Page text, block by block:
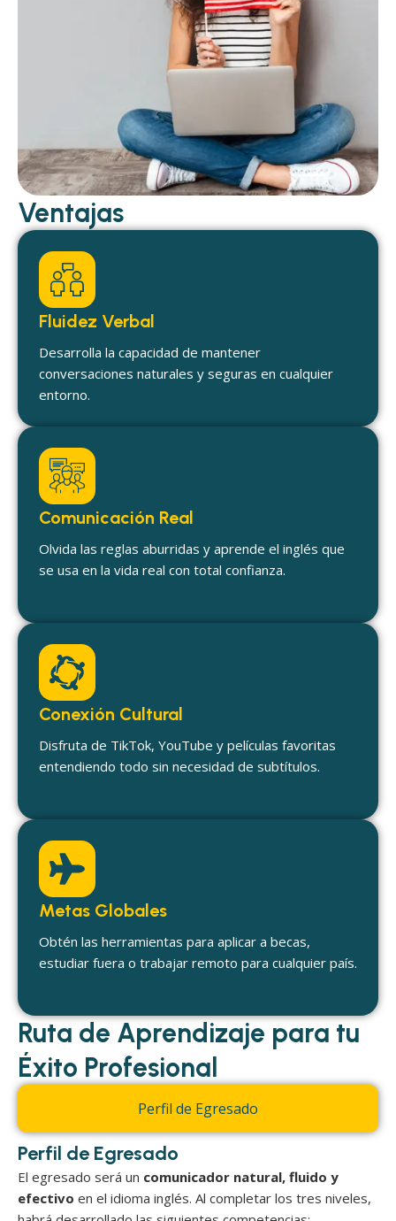
Ventajas
Fluidez Verbal
Desarrolla la capacidad de mantener
conversaciones naturales y seguras en cualquier
entorno.
Comunicación Real
Olvida las reglas aburridas y aprende el inglés que
se usa en la vida real con total confianza.
Conexión Cultural
Disfruta de TikTok, YouTube y películas favoritas
entendiendo todo sin necesidad de subtítulos.
Metas Globales
Obtén las herramientas para aplicar a becas,
estudiar fuera o trabajar remoto para cualquier país.
Ruta de Aprendizaje para tu
Éxito Profesional
Perfil de Egresado
Perfil de Egresado
El egresado será un comunicador natural, fluido y
efectivo en el idioma inglés. Al completar los tres niveles,